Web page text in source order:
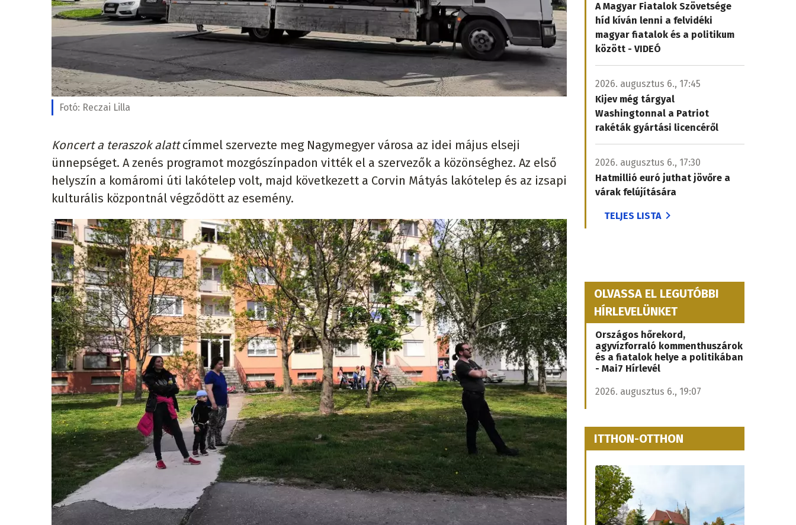
Fotó: Reczai Lilla
Koncert a teraszok alattcímmel szervezte meg Nagymegyer városa az idei május elseji
ünnepséget. A zenés programot mozgószínpadon vitték el a szervezők a közönséghez. Az első
helyszín a komáromi úti lakótelep volt, majd következett a Corvin Mátyás lakótelep és az izsapi
kulturális központnál végződött az esemény.
A Magyar Fiatalok Szövetsége
híd kíván lenni a felvidéki
magyar fiatalok és a politikum
között - VIDEÓ
2026. augusztus 6., 17:45
Kijev még tárgyal
Washingtonnal a Patriot
rakéták gyártási licencéről
2026. augusztus 6., 17:30
Hatmillió euró juthat jövőre a
várak felújítására
TELJES LISTA
OLVASSA EL LEGUTÓBBI
HÍRLEVELÜNKET
Országos hőrekord,
agyvízforraló kommenthuszárok
és a fiatalok helye a politikában
- Mai7 Hírlevél
2026. augusztus 6., 19:07
ITTHON-OTTHON